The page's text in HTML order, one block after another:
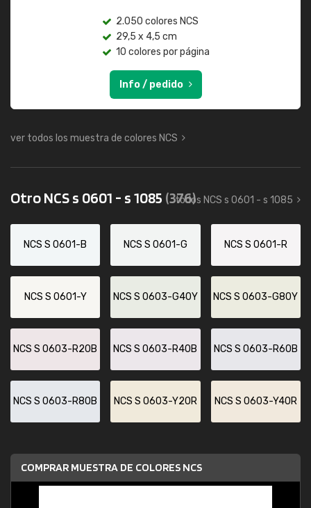
2.050 colores NCS
29,5 x 4,5 cm
10 colores por página
Info / pedido
ver todos los muestra de colores NCS
Otro NCS s 0601 - s 1085 (376)
todos NCS s 0601 - s 1085
NCS S 0601-B NCS S 0601-G NCS S 0601-R
NCS S 0601-Y NCS S 0603-G40Y NCS S 0603-G80Y
NCS S 0603-R20B NCS S 0603-R40B NCS S 0603-R60B
NCS S 0603-R80B NCS S 0603-Y20R NCS S 0603-Y40R
COMPRAR MUESTRA DE COLORES NCS